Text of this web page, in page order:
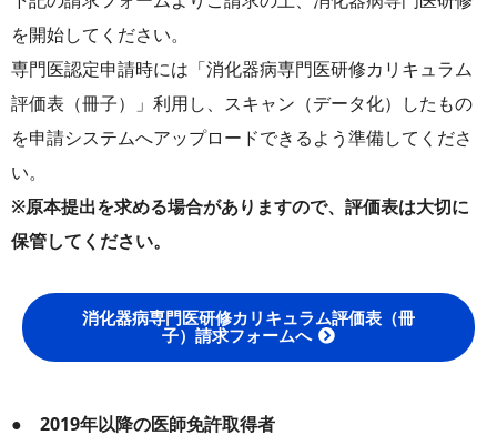
を開始してください。
専門医認定申請時には「消化器病専門医研修カリキュラム
評価表（冊子）」利用し、スキャン（データ化）したもの
を申請システムへアップロードできるよう準備してくださ
い。
※原本提出を求める場合がありますので、評価表は大切に
保管してください。
消化器病専門医研修カリキュラム評価表（冊
子）請求フォームへ
● 2019年以降の医師免許取得者